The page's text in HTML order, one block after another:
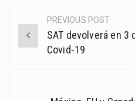
Post
navigation
PREVIOUS POST
SAT devolverá en 3
Covid-19